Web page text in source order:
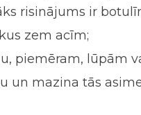
risinājums ir
zem acīm;
piemēram, lūpām
un mazina tās